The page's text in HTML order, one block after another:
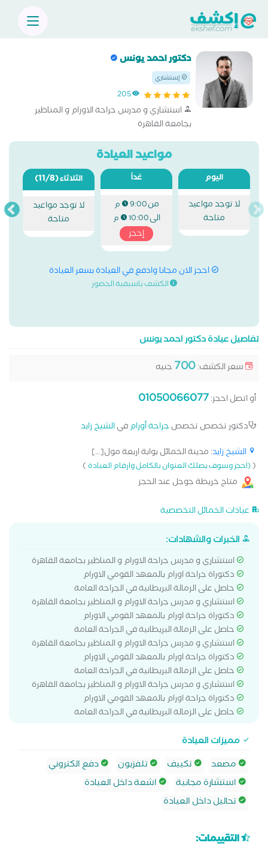
دكتور احمد يونس
إستشاري
205
استشاري و مدرس جراحة الاورام و المناظير
بجامعة القاهرة
مواعيد العيادة
اليوم
لا توجد مواعيد
متاحة
غداً
من9:00 م
الى10:00 م
إحجز
الثلاثاء(11/8)
لا توجد مواعيد
متاحة
احجز الان مجانا وادفع في العيادة بسعر العيادة
الكشف باسبقية الحضور
تفاصيل عيادة دكتور احمد يونس
سعر الكشف:700 جنيه
أو اتصل احجز:01050066077
دكتور تخصص تخصص جراحة أورامفيالشيخ زايد
الشيخ زايد: مدينة الخمائل بوابة اربعة مول[...]
((احجز وسوف يصلك العنوان بالكامل وارقام العيادة)
متاح خريطة جوجل عند الحجز
عيادات الخمائل التخصصية
الخبرات والشهادات:
استشاري و مدرس جراحة الاورام و المناظير بجامعة القاهرة
دكتوراة جراحة اورام بالمعهد القومي الاورام
حاصل على الزمالة البريطانية في الجراحة العامة
استشاري و مدرس جراحة الاورام و المناظير بجامعة القاهرة
دكتوراة جراحة اورام بالمعهد القومي الاورام
حاصل على الزمالة البريطانية في الجراحة العامة
استشاري و مدرس جراحة الاورام و المناظير بجامعة القاهرة
دكتوراة جراحة اورام بالمعهد القومي الاورام
حاصل على الزمالة البريطانية في الجراحة العامة
استشاري و مدرس جراحة الاورام و المناظير بجامعة القاهرة
دكتوراة جراحة اورام بالمعهد القومي الاورام
حاصل على الزمالة البريطانية في الجراحة العامة
مميزات العيادة
مصعد
تكييف تلفزيون
دفع الكتروني
استشارة مجانية
اشعة داخل العيادة
تحاليل داخل العيادة
التقييمات: